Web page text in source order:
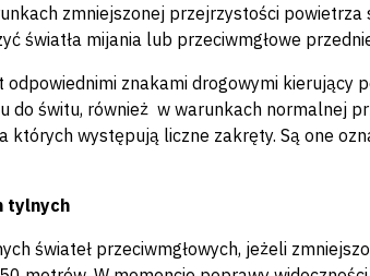
zmniejszonej przejrzystości powietrza
światła mijania lub przeciwmgłowe
znakami drogowymi kierujący
do świtu, również w warunkach normalnej
których występują liczne zakręty. Są one
tylnych
świateł przeciwmgłowych, jeżeli